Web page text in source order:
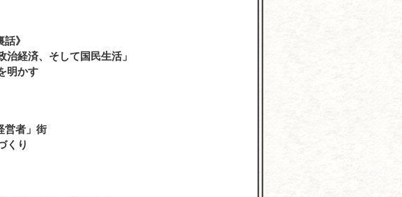
方
・女の智慧
》
治経済、そして国民生活」
明かす
営者」街
くり